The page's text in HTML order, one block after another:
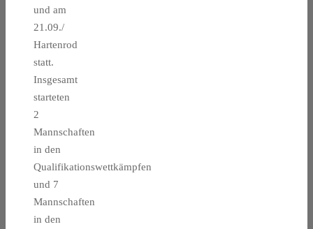
und am
21.09./
Hartenrod
statt.
Insgesamt
starteten
2
Mannschaften
in den
Qualifikationswettkämpfen
und 7
Mannschaften
in den